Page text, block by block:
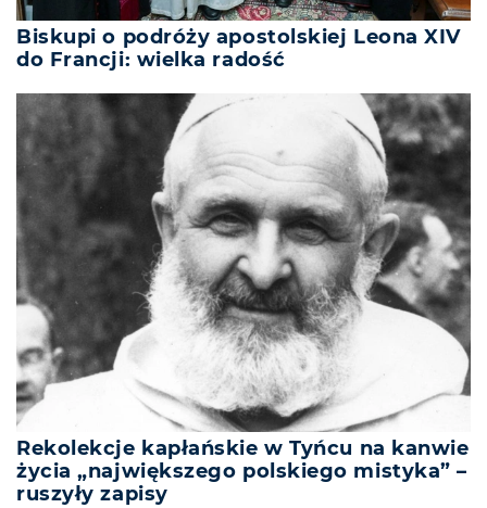
Biskupi o podróży apostolskiej Leona XIV
do Francji: wielka radość
Rekolekcje kapłańskie w Tyńcu na kanwie
życia „największego polskiego mistyka” –
ruszyły zapisy